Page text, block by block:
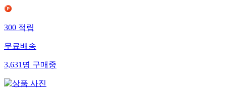
300 적립
무료배송
3,631 명 구매중